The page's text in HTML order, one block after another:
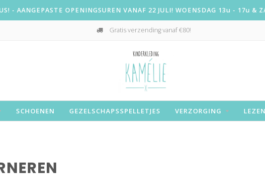
- AANGEPASTE OPENINGSUREN VANAF 22 JULI! WOENSDAG 13u - 17u
Gratis verzending vanaf €80!
SCHOENEN GEZELSCHAPSSPELLETJES VERZORGING LEZEN